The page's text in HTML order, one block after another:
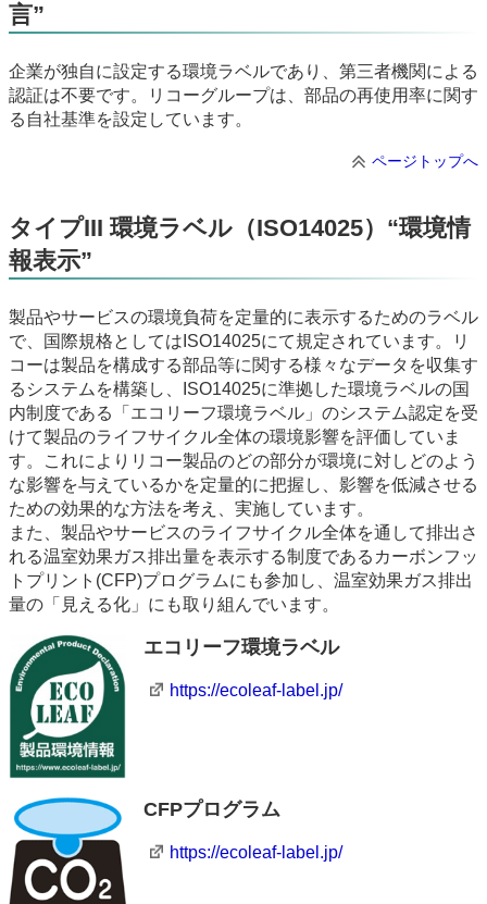
言”
企業が独自に設定する環境ラベルであり、第三者機関による
認証は不要です。リコーグループは、部品の再使用率に関す
る自社基準を設定しています。
ページトップへ
タイプIII 環境ラベル（ISO14025）“環境情
報表示”
製品やサービスの環境負荷を定量的に表示するためのラベル
で、国際規格としてはISO14025にて規定されています。リ
コーは製品を構成する部品等に関する様々なデータを収集す
るシステムを構築し、ISO14025に準拠した環境ラベルの国
内制度である「エコリーフ環境ラベル」のシステム認定を受
けて製品のライフサイクル全体の環境影響を評価していま
す。これによりリコー製品のどの部分が環境に対しどのよう
な影響を与えているかを定量的に把握し、影響を低減させる
ための効果的な方法を考え、実施しています。
また、製品やサービスのライフサイクル全体を通して排出さ
れる温室効果ガス排出量を表示する制度であるカーボンフッ
トプリント(CFP)プログラムにも参加し、温室効果ガス排出
量の「見える化」にも取り組んでいます。
エコリーフ環境ラベル
https://ecoleaf-label.jp/
CFPプログラム
https://ecoleaf-label.jp/